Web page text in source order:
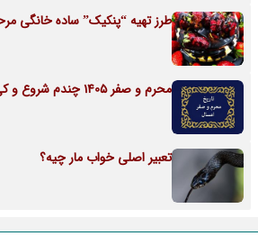
طرز تهیه “پنکیک” ساده خانگی
محرم و صفر 1405 چندم شروع و کی تموم میشه؟
تعبیر اصلی خواب مار چیه؟